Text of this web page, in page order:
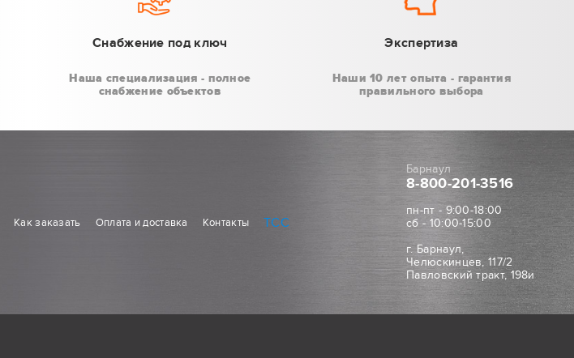
Снабжение под ключ
Наша специализация - полное
снабжение объектов
Экспертиза
Наши 10 лет опыта - гарантия
правильного выбора
Как заказать Оплата и доставка Контакты ТСС
Барнаул
8-800-201-3516
пн-пт - 9:00-18:00
сб - 10:00-15:00
г. Барнаул,
Челюскинцев, 117/2
Павловский тракт, 198и